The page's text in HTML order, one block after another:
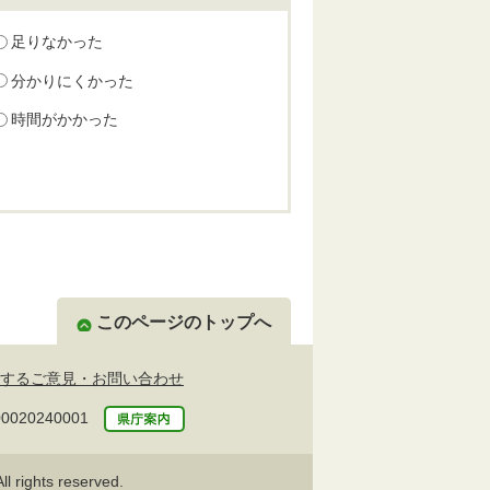
足りなかった
分かりにくかった
時間がかかった
このページのトップへ
るご意見・お問い合わせ
rights reserved.